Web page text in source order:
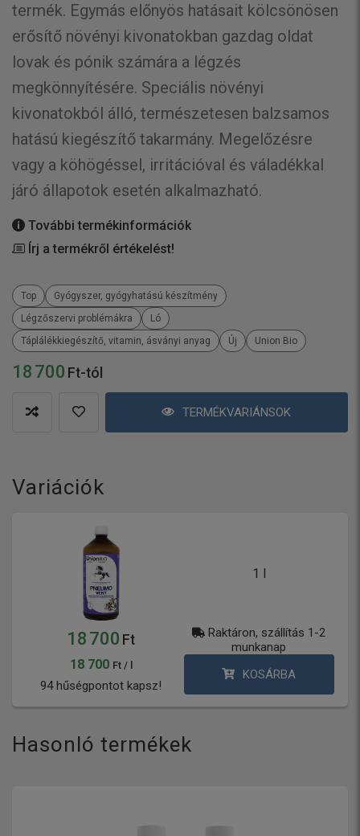
18 700 Ft-tól
TERMÉKVARIÁNSOK
termék. Egymás előnyös hatásait kölcsönösen
erősítő növényi kivonatokban gazdag oldat
lovak és pónik számára a légzés
megkönnyítésére. Speciális növényi
kivonatokból álló, természetesen balzsamos
hatású kiegészítő takarmány. Megelőzésre
vagy a köhögéssel, irritációval és váladékkal
járó állapotok esetén alkalmazható.
További termékinformációk
Írj a termékről értékelést!
Top
Gyógyszer, gyógyhatású készítmény
Légzőszervi problémákra
Ló
Táplálékkiegészítő, vitamin, ásványi anyag
Új Union Bio
Variációk
1 l
18 700 Ft
18 700 Ft / l
94 hűségpontot kapsz!
Raktáron, szállítás 1-2
munkanap
KOSÁRBA
Hasonló termékek